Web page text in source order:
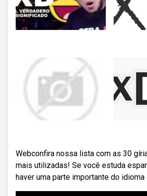
Webconfira nossa lista com as 30
mais utilizadas! Se você estuda
haver uma parte importante do idioma